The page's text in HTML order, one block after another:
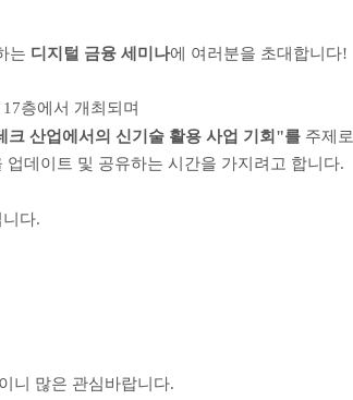
는 디지털 금융 세미나에 여러분을 초대합니다!
층에서 개최되며
크 산업에서의 신기술 활용 사업 기회"를 주제로
업데이트 및 공유하는 시간을 가지려고 합니다.
다.
니 많은 관심바랍니다.